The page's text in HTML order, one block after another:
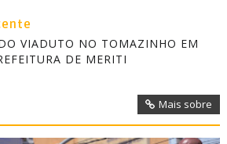
VIADUTO NO TOMAZINHO EM
DE MERITI
Mais sobre